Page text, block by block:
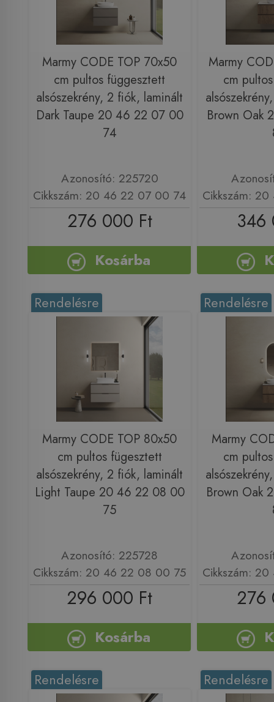
Marmy CODE TOP 70x50
cm pultos függesztett
alsószekrény, 2 fiók, laminált
Dark Taupe 20 46 22 07 00
74
Azonosító: 225720
Cikkszám: 20 46 22 07 00 74
276 000 Ft
Kosárba
Marmy
cm
Brown Oak
Cikkszám:
346
Rendelésre
Marmy CODE TOP 80x50
cm pultos fügesztett
alsószekrény, 2 fiók, laminált
Light Taupe 20 46 22 08 00
75
Azonosító: 225728
Cikkszám: 20 46 22 08 00 75
296 000 Ft
Kosárba
Rendelésre
Marmy
cm
Brown Oak
Cikkszám:
276
Rendelésre Rendelésre